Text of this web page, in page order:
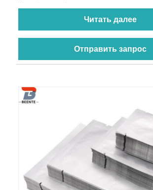
Читать далее
Отправить запрос